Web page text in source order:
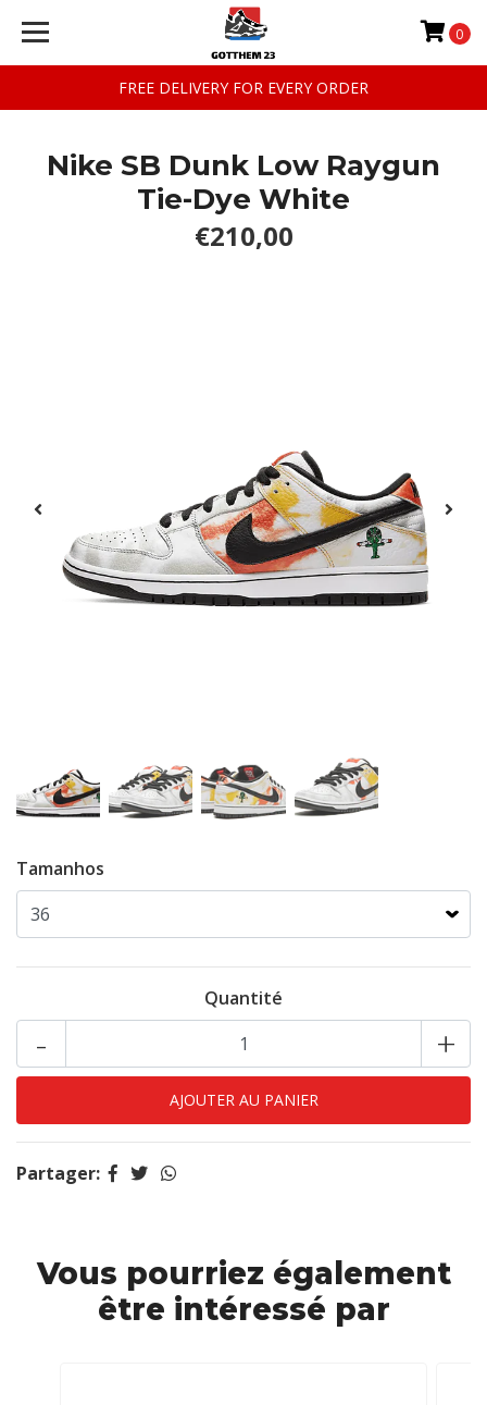
FREE DELIVERY FOR EVERY ORDER
0
Nike SB Dunk Low Raygun
Tie-Dye White
€210,00
Tamanhos
Quantité
+
-
Partager:
Vous pourriez également
être intéressé par